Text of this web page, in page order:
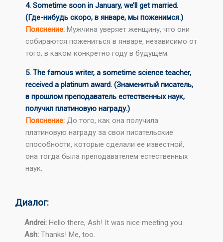
4. Sometime soon in January, we’ll get married.
(Где-нибудь скоро, в январе, мы поженимся.)
Пояснение:Мужчина уверяет женщину, что они
собираются пожениться в январе, независимо от
того, в каком конкретно году в будущем.
5. The famous writer, a sometime science teacher,
received a platinum award. (Знаменитый писатель,
в прошлом преподаватель естественных наук,
получил платиновую награду.)
Пояснение:До того, как она получила
платиновую награду за свои писательские
способности, которые сделали ее известной,
она тогда была преподавателем естественных
наук.
Диалог:
Andrei: Hello there, Ash! It was nice meeting you.
Ash: Thanks! Me, too.